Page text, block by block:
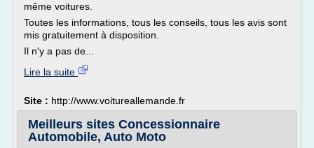
même voitures.
Toutes les informations, tous les conseils, tous les avis sont
mis gratuitement à disposition.
Il n'y a pas de...
Lire la suite
Site : http://www.voitureallemande.fr
Meilleurs sites Concessionnaire
Automobile, Auto Moto